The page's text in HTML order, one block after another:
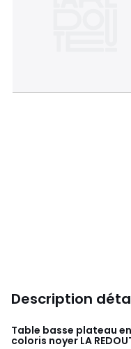
Description
Table basse plateau
coloris noyer LA